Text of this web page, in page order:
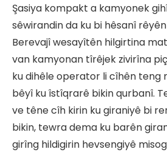
Şasiya kompakt a kamyonek
sêwirandin da ku bi hêsanî
Berevajî wesayîtên hilgirtina
van kamyonan tîrêjek zivirîna
ku dihêle operator li cîhên teng
bêyî ku îstîqrarê bikin qurbanî.
ve têne cîh kirin ku giraniyê bi
bikin, tewra dema ku barên
girîng hildigirin hevsengiyê